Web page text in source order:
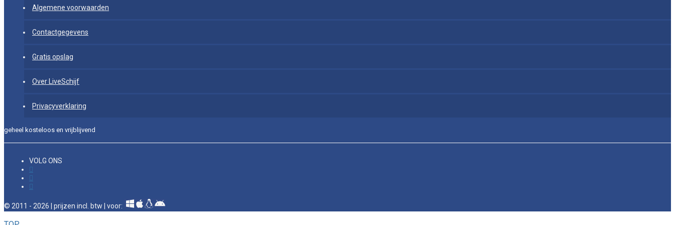
Algemene voorwaarden
Contactgegevens
Gratis opslag
Over LiveSchijf
Privacyverklaring
geheel kosteloos en vrijblijvend
VOLG ONS
© 2011 - 2026 | prijzen incl. btw | voor: